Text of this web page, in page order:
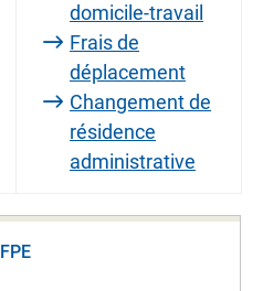
domicile-travail
Frais de
déplacement
Changement de
résidence
administrative
FPE